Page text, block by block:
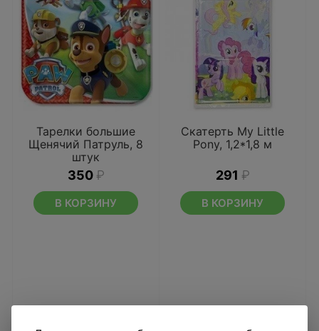
Тарелки большие
Щенячий Патруль, 8
штук
350 ₽
В КОРЗИНУ
Скатерть My Little
Pony, 1,2*1,8 м
291 ₽
В КОРЗИНУ